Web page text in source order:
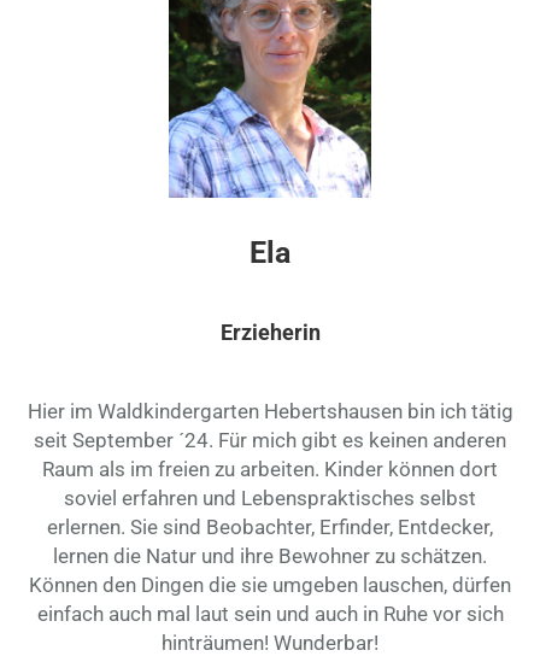
Ela
Erzieherin
Hier im Waldkindergarten Hebertshausen bin ich tätig
seit September ´24. Für mich gibt es keinen anderen
Raum als im freien zu arbeiten. Kinder können dort
soviel erfahren und Lebenspraktisches selbst
erlernen. Sie sind Beobachter, Erfinder, Entdecker,
lernen die Natur und ihre Bewohner zu schätzen.
Können den Dingen die sie umgeben lauschen, dürfen
einfach auch mal laut sein und auch in Ruhe vor sich
hinträumen! Wunderbar!